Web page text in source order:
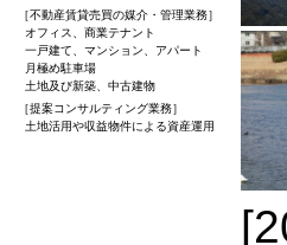
［不動産賃貸売買の媒介・管理業務］
オフィス、商業テナント
一戸建て、マンション、アパート
月極め駐車場
土地及び新築、中古建物
［提案コンサルティング業務］
土地活用や収益物件による資産運用